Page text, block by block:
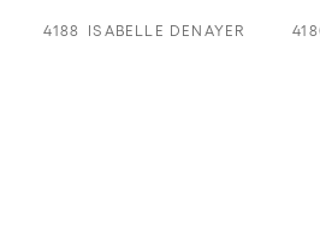
4188 ISABELLE DENAYER